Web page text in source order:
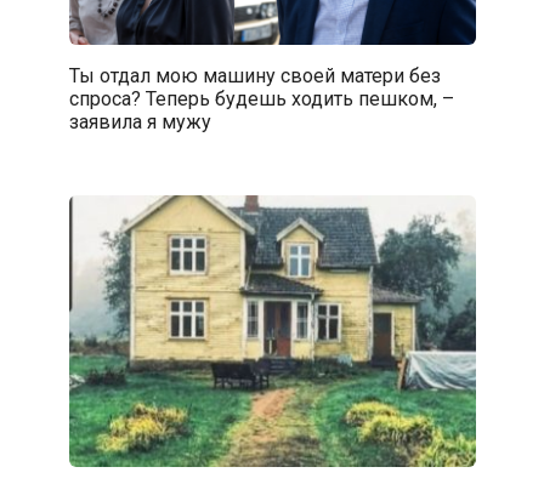
Ты отдал мою машину своей матери без
спроса? Теперь будешь ходить пешком, –
заявила я мужу